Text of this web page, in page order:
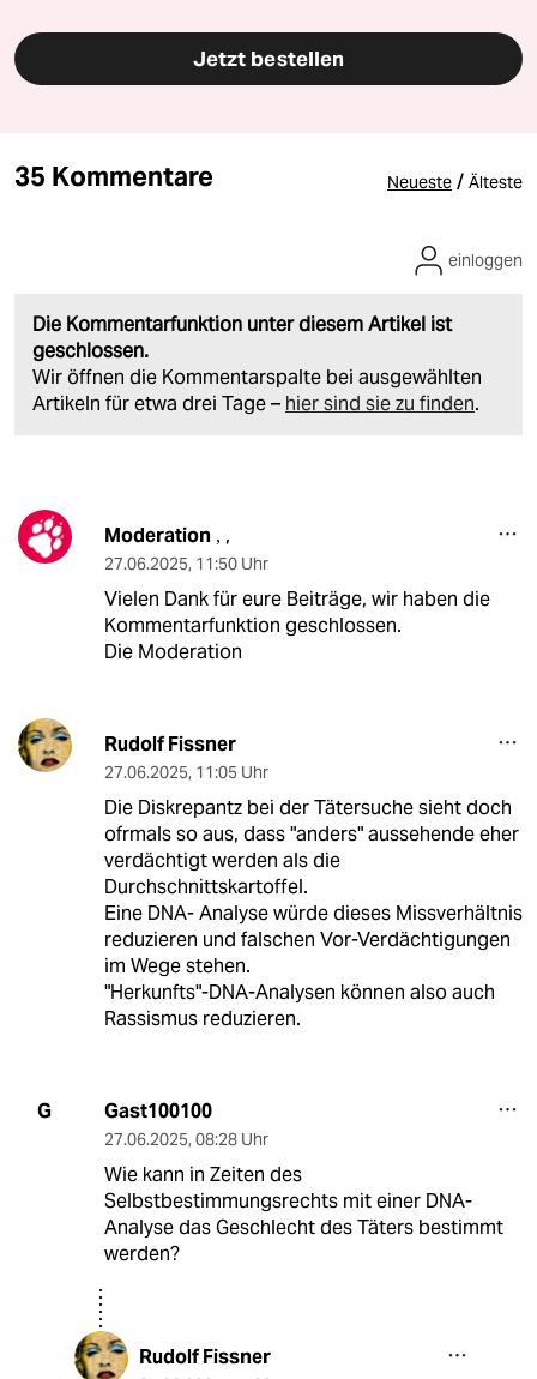
Jetzt bestellen
35 Kommentare Neueste / Älteste
Die Kommentarfunktion unter diesem Artikel ist
geschlossen.
Wir öffnen die Kommentarspalte bei ausgewählten
Artikeln für etwa drei Tage – hier sind sie zu finden.
einloggen
Moderation, ,
27.06.2025, 11:50 Uhr
Vielen Dank für eure Beiträge, wir haben die
Kommentarfunktion geschlossen.
Die Moderation
Rudolf Fissner
27.06.2025, 11:05 Uhr
Die Diskrepantz bei der Tätersuche sieht doch
ofrmals so aus, dass "anders" aussehende eher
verdächtigt werden als die
Durchschnittskartoffel.
Eine DNA- Analyse würde dieses Missverhältnis
reduzieren und falschen Vor-Verdächtigungen
im Wege stehen.
"Herkunfts"-DNA-Analysen können also auch
Rassismus reduzieren.
G Gast100100
27.06.2025, 08:28 Uhr
Wie kann in Zeiten des
Selbstbestimmungsrechts mit einer DNA-
Analyse das Geschlecht des Täters bestimmt
werden?
Rudolf Fissner